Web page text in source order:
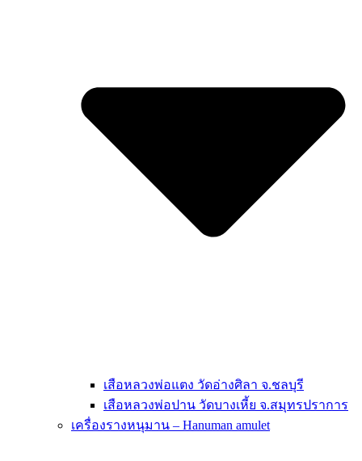
เสือหลวงพ่อแตง วัดอ่างศิลา จ.ชลบุรี
เสือหลวงพ่อปาน วัดบางเหี้ย จ.สมุทรปราการ
เครื่องรางหนุมาน – Hanuman amulet